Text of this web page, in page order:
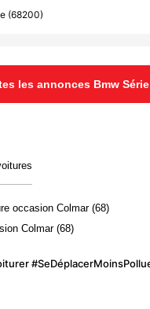
(68200)
les annonces Bmw
occasion Colmar (68)
Colmar (68)